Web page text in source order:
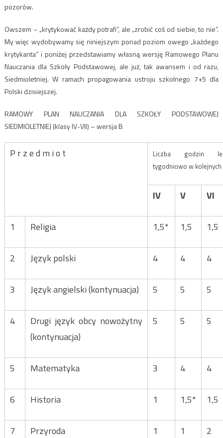
pozorów.
Owszem – „krytykować każdy potrafi”, ale „zrobić coś od siebie, to nie”.
My więc wydobywamy się niniejszym ponad poziom owego „każdego
krytykanta” i poniżej przedstawiamy własną wersję Ramowego Planu
Nauczania dla Szkoły Podstawowej, ale już, tak awansem i od razu,
Siedmioletniej. W ramach propagowania ustroju szkolnego 7+5 dla
Polski dzisiejszej.
RAMOWY PLAN NAUCZANIA DLA SZKOŁY PODSTAWOWEJ
SIEDMIOLETNIEJ (klasy IV-VII) – wersja B
P r z e d m i o t
Liczba godzin
tygodniowo w kolejnych
IV V VI
1 Religia 1,5* 1,5 1,5
2 Język polski 4 4 4
3 Język angielski (kontynuacja) 5 5 5
4
Drugi język obcy nowożytny
(kontynuacja)
5 5 5
5 Matematyka 3 4 4
6 Historia 1 1,5* 1,5
7 Przyroda 1 1 2